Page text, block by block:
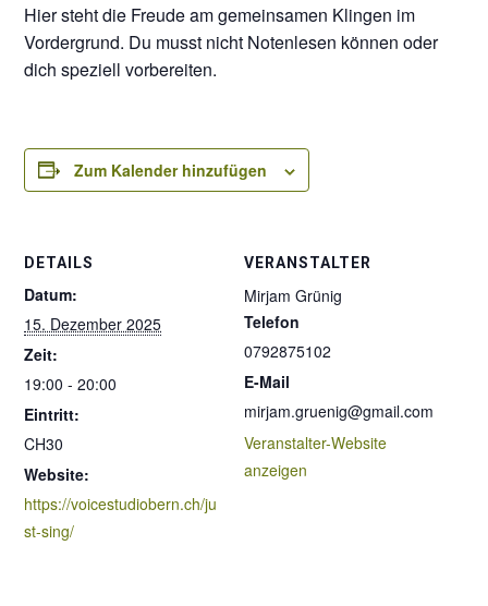
Hier steht die Freude am gemeinsamen Klingen im
Vordergrund. Du musst nicht Notenlesen können oder
dich speziell vorbereiten.
Zum Kalender hinzufügen
DETAILS
Datum:
15. Dezember 2025
Zeit:
19:00 - 20:00
Eintritt:
CH30
Website:
https://voicestudiobern.ch/ju
st-sing/
VERANSTALTER
Mirjam Grünig
Telefon
0792875102
E-Mail
mirjam.gruenig@gmail.com
Veranstalter-Website
anzeigen